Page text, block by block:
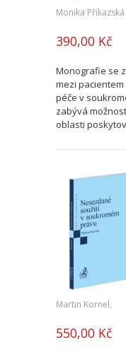
Monika Příkazská
390,00 Kč
Monografie se
mezi
péče v
zabývá
oblasti
Martin Kornel,
550,00 Kč